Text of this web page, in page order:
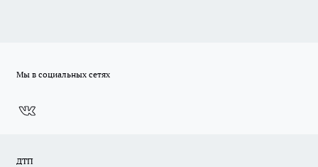
Мы в социальных сетях
ДТП